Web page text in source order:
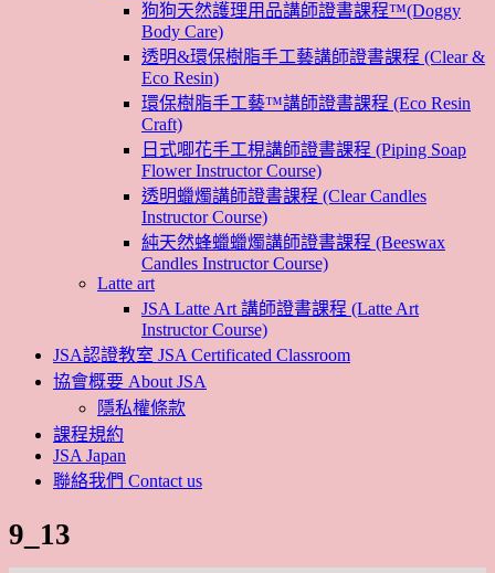
狗狗天然護理用品講師證書課程™(Doggy
Body Care)
透明&環保樹脂手工藝講師證書課程 (Clear &
Eco Resin)
環保樹脂手工藝™講師證書課程 (Eco Resin
Craft)
日式唧花手工梘講師證書課程 (Piping Soap
Flower Instructor Course)
透明蠟燭講師證書課程 (Clear Candles
Instructor Course)
純天然蜂蠟蠟燭講師證書課程 (Beeswax
Candles Instructor Course)
Latte art
JSA Latte Art 講師證書課程 (Latte Art
Instructor Course)
JSA認證教室 JSA Certificated Classroom
協會概要 About JSA
隱私權條款
課程規約
JSA Japan
聯絡我們 Contact us
9_13